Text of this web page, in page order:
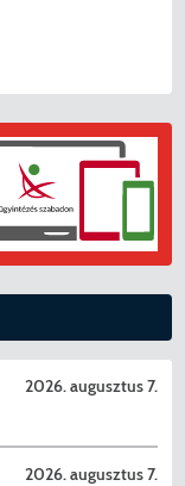
2026. augusztus 7.
2026. augusztus 7.